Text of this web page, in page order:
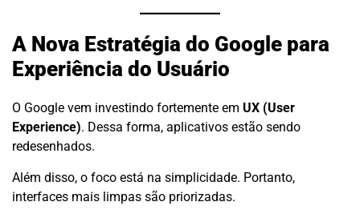
A Nova Estratégia do Google para
Experiência do Usuário
O Google vem investindo fortemente em UX (User
Experience). Dessa forma, aplicativos estão sendo
redesenhados.
Além disso, o foco está na simplicidade. Portanto,
interfaces mais limpas são priorizadas.